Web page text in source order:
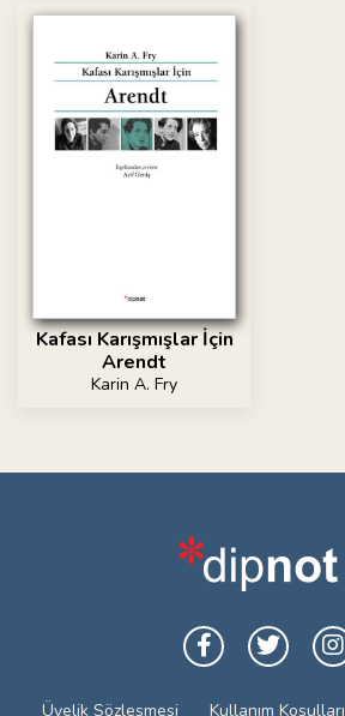
Kafası Karışmışlar İçin
Arendt
Karin A. Fry
Üyelik Sözleşmesi Kullanım Koşulları